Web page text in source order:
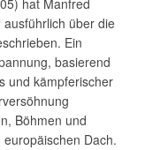
hat Manfred
ausführlich über die
Ein
basierend
und kämpferischer
Böhmen und
Dach.